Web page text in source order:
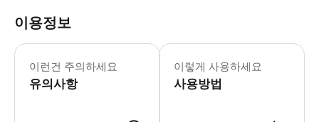
이용정보
이런건 주의하세요
유의사항
필수 안내 - 학교 휴일 및 공휴일을 제
이렇게 사용하세요
사용방법